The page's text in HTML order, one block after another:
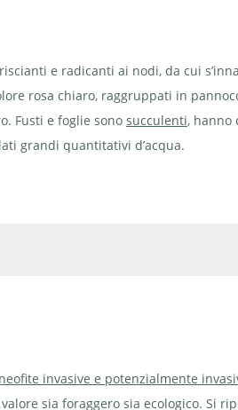
e radicanti ai nodi, da cui
rosa chiaro, raggruppati in
Fusti e foglie sono succulenti, hanno
grandi quantitativi d’acqua.
invasive e potenzialmente
sia foraggero sia ecologico. Si